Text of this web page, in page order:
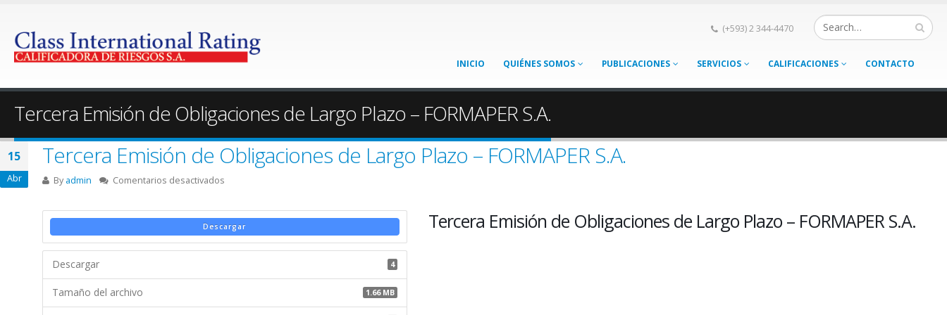
(+593) 2 344-4470
INICIO QUIÉNES SOMOS PUBLICACIONES SERVICIOS CALIFICACIONES CONTACTO
Tercera Emisión de Obligaciones de Largo Plazo – FORMAPER S.A.
15
Abr
Tercera Emisión de Obligaciones de Largo Plazo – FORMAPER S.A.
By admin Comentarios desactivados
Emisión
de
Obligaciones
Descargar
Descargar 4
Tamaño del archivo 1.66 MB
Tercera Emisión de Obligaciones de Largo Plazo – FORMAPER S.A.